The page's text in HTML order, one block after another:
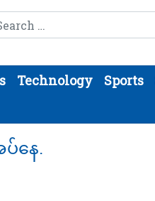
Technology Sports
နေ.